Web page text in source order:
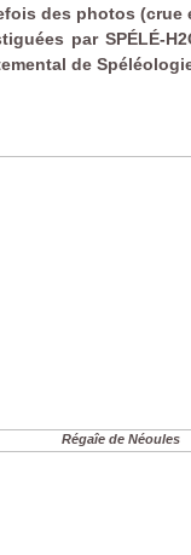
des photos (crue
par SPÉLÉ-
de
Régaîe de Néoules